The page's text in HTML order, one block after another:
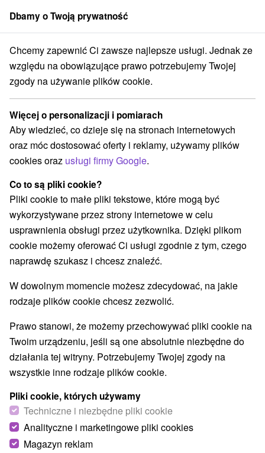
członek grupySorger
Drevenice Stredné Slovensko Žilinský kraj Súľov - Hradná
Drevenice Súľov - Hradná
Kategorie
Wszystkie kategorie
Apartmány(2)
Chaty na prenájom(4) Drevenice
Priváty
Wybierz lokalizację lub datę
WSZYSTKO NAJTAŃSZE NAJDROŻSZE NA
Dbamy o Twoją prywatność
Chcemy zapewnić Ci zawsze najlepsze usługi. Jednak ze
względu na obowiązujące prawo potrzebujemy Twojej
zgody na używanie plików cookie.
Więcej o personalizacji i pomiarach
Aby wiedzieć, co dzieje się na stronach internetowych
oraz móc dostosować oferty i reklamy, używamy plików
cookies oraz usługi firmy Google.
Co to są pliki cookie?
Pliki cookie to małe pliki tekstowe, które mogą być
wykorzystywane przez strony internetowe w celu
usprawnienia obsługi przez użytkownika. Dzięki plikom
cookie możemy oferować Ci usługi zgodnie z tym, czego
naprawdę szukasz i chcesz znaleźć.
W dowolnym momencie możesz zdecydować, na jakie
rodzaje plików cookie chcesz zezwolić.
Prawo stanowi, że możemy przechowywać pliki cookie na
Twoim urządzeniu, jeśli są one absolutnie niezbędne do
działania tej witryny. Potrzebujemy Twojej zgody na
wszystkie inne rodzaje plików cookie.
Pliki cookie, których używamy
Techniczne i niezbędne pliki cookie
Analityczne i marketingowe pliki cookies
Magazyn reklam